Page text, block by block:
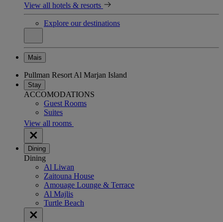
View all hotels & resorts
Explore our destinations
Mais
Pullman Resort Al Marjan Island
Stay
ACCOMODATIONS
Guest Rooms
Suites
View all rooms
Dining
Dining
Al Liwan
Zaitouna House
Amouage Lounge & Terrace
Al Majlis
Turtle Beach